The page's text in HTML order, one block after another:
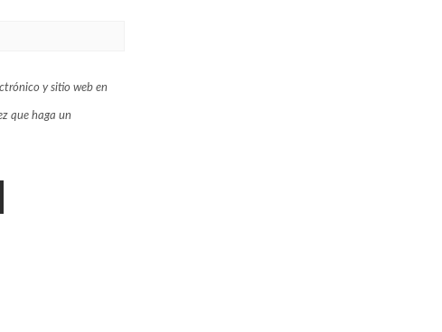
y sitio web en
que haga un